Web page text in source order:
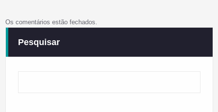
Os comentários estão fechados.
Pesquisar